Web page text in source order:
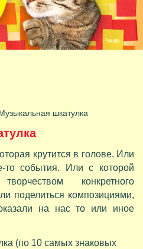
шкатулка
крутится в голове. Или
то события. Или с которой
конкретного
поделиться композициями,
на нас то или иное
(по 10 самых знаковых